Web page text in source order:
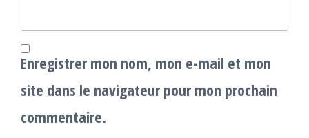
Enregistrer mon nom, mon e-mail et mon
site dans le navigateur pour mon prochain
commentaire.